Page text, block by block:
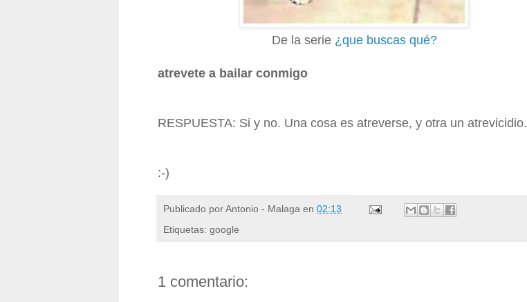
De la serie ¿que buscas qué?
atrevete a bailar conmigo
RESPUESTA: Si y no. Una cosa es atreverse, y otra un atrevicidio.
:-)
Publicado porAntonio - Malaga en 02:13
Etiquetas: google
1 comentario: